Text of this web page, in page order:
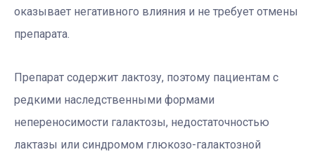
оказывает негативного влияния и не требует отмены
препарата.
Препарат содержит лактозу, поэтому пациентам с
редкими наследственными формами
непереносимости галактозы, недостаточностью
лактазы или синдромом глюкозо-галактозной